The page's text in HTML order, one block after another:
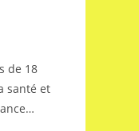
de 18
santé et